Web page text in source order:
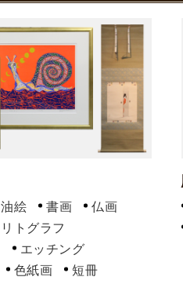
油絵 書画
仏画
リトグラフ
エッチング
色紙画
短冊